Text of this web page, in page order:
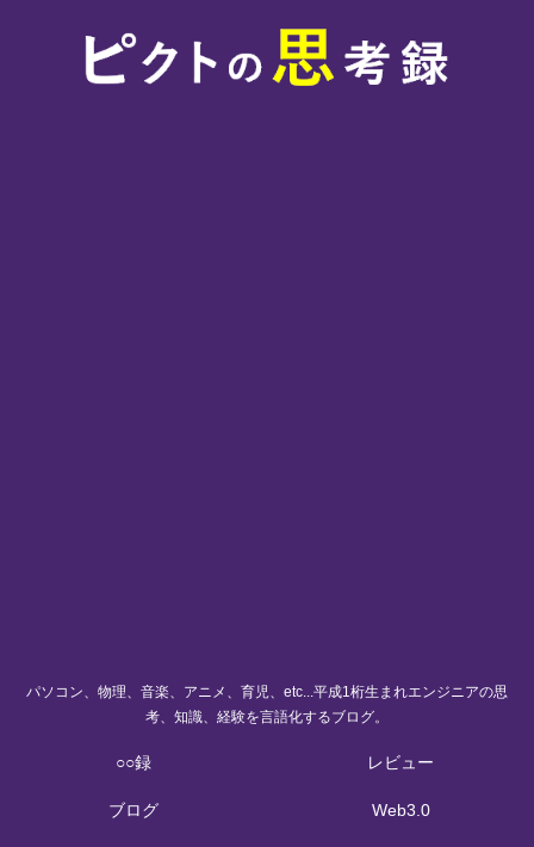
パソコン、物理、音楽、アニメ、育児、etc...平成1桁生まれエンジニアの思
考、知識、経験を言語化するブログ。
○○録 レビュー
ブログ Web3.0